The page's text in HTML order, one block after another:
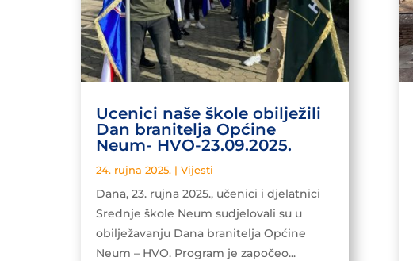
Ucenici naše škole obilježili
Dan branitelja Općine
Neum- HVO-23.09.2025.
24. rujna 2025. | Vijesti
Dana, 23. rujna 2025., učenici i djelatnici
Srednje škole Neum sudjelovali su u
obilježavanju Dana branitelja Općine
Neum – HVO. Program je započeo...